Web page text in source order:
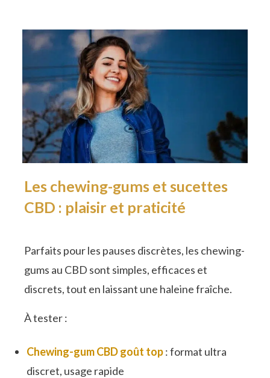
Les chewing-gums et sucettes
CBD : plaisir et praticité
Parfaits pour les pauses discrètes, les chewing-
gums au CBD sont simples, efficaces et
discrets, tout en laissant une haleine fraîche.
À tester :
Chewing-gum CBD goût top: format ultra
discret, usage rapide